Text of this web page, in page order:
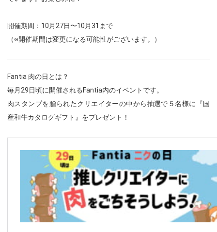
開催期間：10月27日〜10月31まで
（※開催期間は変更になる可能性がございます。）
Fantia 肉の日とは？
毎月29日頃に開催されるFantia内のイベントです。
肉スタンプを贈られたクリエイターの中から抽選で５名様に『国
産和牛カタログギフト』をプレゼント！